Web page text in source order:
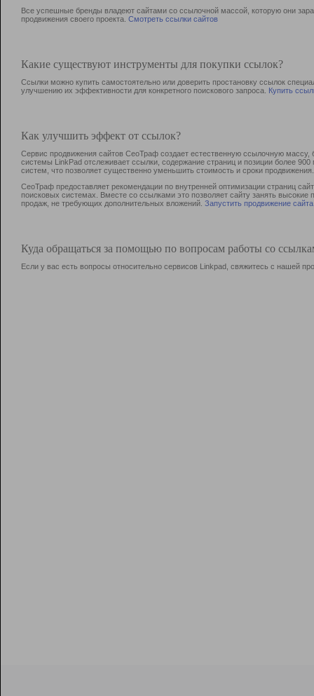
Все успешные бренды владеют сайтами со ссылочной массой, которую они
продвижения своего проекта. Смотреть ссылки сайтов
Какие существуют инструменты для покупки ссылок?
Ссылки можно купить самостоятельно или доверить простановку ссылок
улучшению их эффективности для конкретного поискового запроса. Купить
Как улучшить эффект от ссылок?
Сервис продвижения сайтов СеоТраф создает естественную ссылочную
системы LinkPad отслеживает ссылки, содержание страниц и позиции более
систем, что позволяет существенно уменьшить стоимость и сроки продвижения.
СеоТраф предоставляет рекомендации по внутренней оптимизации страниц
поисковых системах. Вместе со ссылками это позволяет сайту занять
продаж, не требующих дополнительных вложений. Запустить продвижение сайта
Куда обращаться за помощью по вопросам работы со
Если у вас есть вопросы относительно сервисов Linkpad, свяжитесь с нашей